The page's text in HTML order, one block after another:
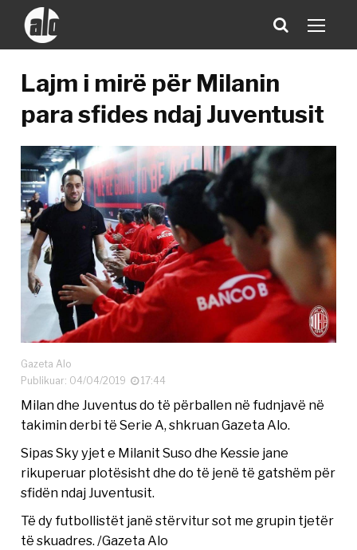
Lajm i mirë për Milanin
para sfides ndaj Juventusit
Gazeta Alo
Publikuar: 04/04/2019
17:44
Milan dhe Juventus do të përballen në fudnjavë në
takimin derbi të Serie A, shkruan Gazeta Alo.
Sipas Sky yjet e Milanit Suso dhe Kessie jane
rikuperuar plotësisht dhe do të jenë të gatshëm për
sfidën ndaj Juventusit.
Të dy futbollistët janë stërvitur sot me grupin tjetër
të skuadres. /Gazeta Alo